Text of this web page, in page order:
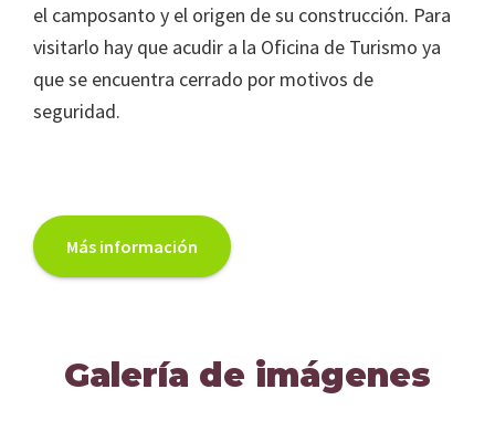
el camposanto y el origen de su construcción. Para
visitarlo hay que acudir a la Oficina de Turismo ya
que se encuentra cerrado por motivos de
seguridad.
Más información
Galería de imágenes